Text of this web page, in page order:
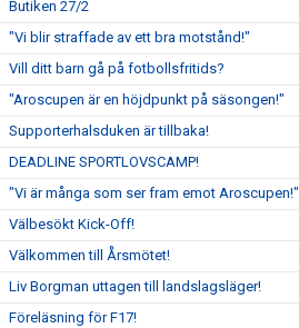
Butiken 27/2
"Vi blir straffade av ett bra motstånd!"
Vill ditt barn gå på fotbollsfritids?
"Aroscupen är en höjdpunkt på säsongen!"
Supporterhalsduken är tillbaka!
DEADLINE SPORTLOVSCAMP!
"Vi är många som ser fram emot Aroscupen!"
Välbesökt Kick-Off!
Välkommen till Årsmötet!
Liv Borgman uttagen till landslagsläger!
Föreläsning för F17!